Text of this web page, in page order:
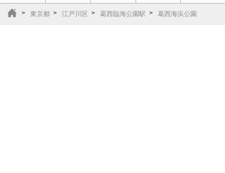
東京都 江戸川区 葛西臨海公園駅 葛西海浜公園